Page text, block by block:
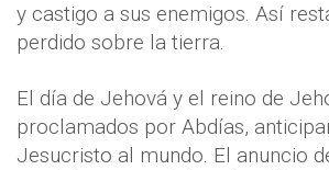
y castigo a sus enemigos. Así
perdido sobre la tierra.
El día de Jehová y el reino de
proclamados por Abdías,
Jesucristo al mundo. El anuncio